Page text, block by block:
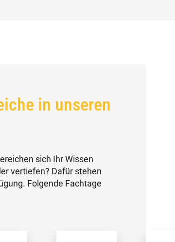
in unseren
sich Ihr Wissen
vertiefen? Dafür stehen
Folgende Fachtage